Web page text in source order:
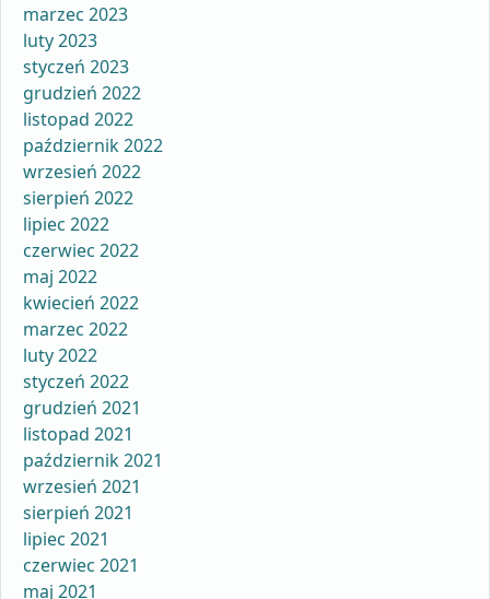
marzec 2023
luty 2023
styczeń 2023
grudzień 2022
listopad 2022
październik 2022
wrzesień 2022
sierpień 2022
lipiec 2022
czerwiec 2022
maj 2022
kwiecień 2022
marzec 2022
luty 2022
styczeń 2022
grudzień 2021
listopad 2021
październik 2021
wrzesień 2021
sierpień 2021
lipiec 2021
czerwiec 2021
maj 2021